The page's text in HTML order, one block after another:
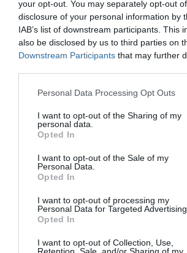
your opt-out. You may separately opt-out
disclosure of your personal information by
IAB’s list of downstream participants. This
also be disclosed by us to third parties on
Downstream Participants that may further
Please note that this website/app uses one
not limited to your visit or usage behaviour.
grant or deny consent to Google and its
use your data for below specified purposes
consent section.
Personal Data Processing Opt Outs
I want to opt-out of the Sharing of my
personal data.
Opted In
I want to opt-out of the Sale of my
Personal Data.
Opted In
I want to opt-out of processing my
Personal Data for Targeted Advertising.
Opted In
I want to opt-out of Collection, Use,